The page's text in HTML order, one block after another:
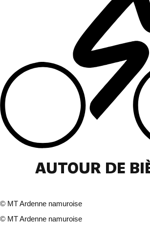
AUTOUR DE
© MT Ardenne namuroise
© MT Ardenne namuroise